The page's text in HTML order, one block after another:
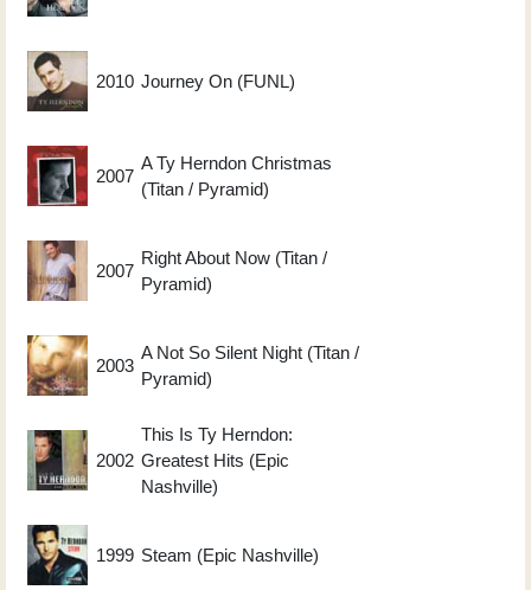
2010 Journey On (FUNL)
2007
A Ty Herndon Christmas
(Titan / Pyramid)
2007
Right About Now (Titan /
Pyramid)
2003
A Not So Silent Night (Titan /
Pyramid)
2002
This Is Ty Herndon:
Greatest Hits (Epic
Nashville)
1999 Steam (Epic Nashville)